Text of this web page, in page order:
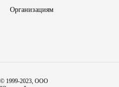
Организациям
© 1999-2023, ООО